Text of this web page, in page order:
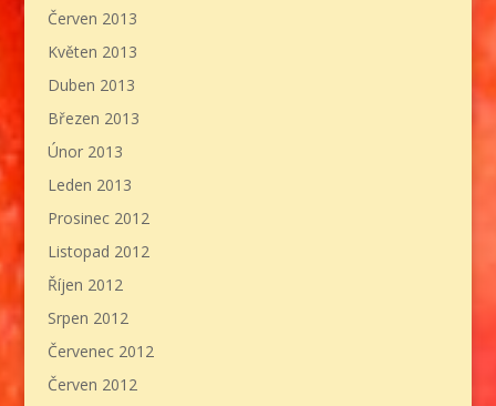
Červen 2013
Květen 2013
Duben 2013
Březen 2013
Únor 2013
Leden 2013
Prosinec 2012
Listopad 2012
Říjen 2012
Srpen 2012
Červenec 2012
Červen 2012